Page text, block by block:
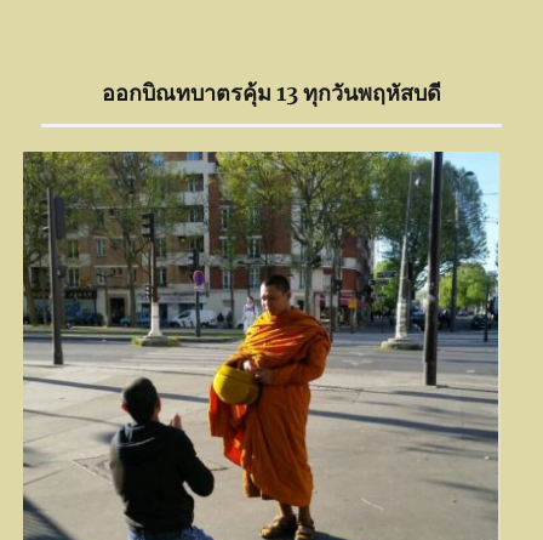
ออกบิณทบาตรคุ้ม 13 ทุกวันพฤหัสบดี